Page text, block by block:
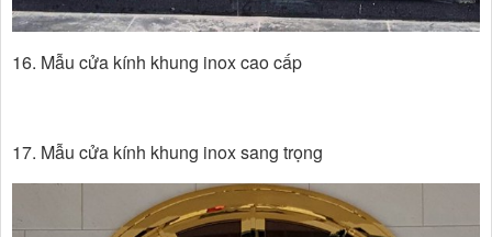
16. Mẫu cửa kính khung inox cao cấp
17. Mẫu cửa kính khung inox sang trọng